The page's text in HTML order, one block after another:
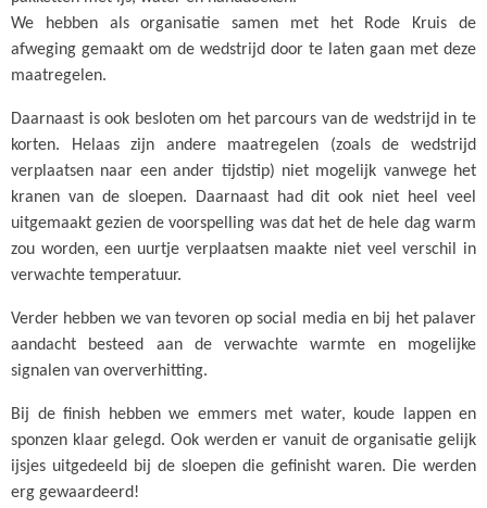
We hebben als organisatie samen met het Rode Kruis de
afweging gemaakt om de wedstrijd door te laten gaan met deze
maatregelen.
Daarnaast is ook besloten om het parcours van de wedstrijd in te
korten. Helaas zijn andere maatregelen (zoals de wedstrijd
verplaatsen naar een ander tijdstip) niet mogelijk vanwege het
kranen van de sloepen. Daarnaast had dit ook niet heel veel
uitgemaakt gezien de voorspelling was dat het de hele dag warm
zou worden, een uurtje verplaatsen maakte niet veel verschil in
verwachte temperatuur.
Verder hebben we van tevoren op social media en bij het palaver
aandacht besteed aan de verwachte warmte en mogelijke
signalen van oververhitting.
Bij de finish hebben we emmers met water, koude lappen en
sponzen klaar gelegd. Ook werden er vanuit de organisatie gelijk
ijsjes uitgedeeld bij de sloepen die gefinisht waren. Die werden
erg gewaardeerd!